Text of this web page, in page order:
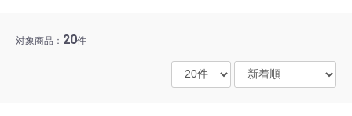
対象商品： 20件